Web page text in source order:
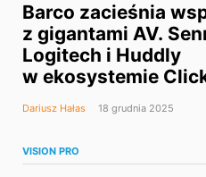
Barco zacieśnia
z gigantami AV.
Logitech i Huddly
w ekosystemie
Dariusz Hałas 18 grudnia 2025
VISION PRO